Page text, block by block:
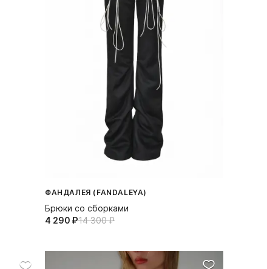
ФАНДАЛЕЯ (FANDALEYA)
Брюки со сборками
4 290⁠ ⁠₽14 300⁠ ⁠₽